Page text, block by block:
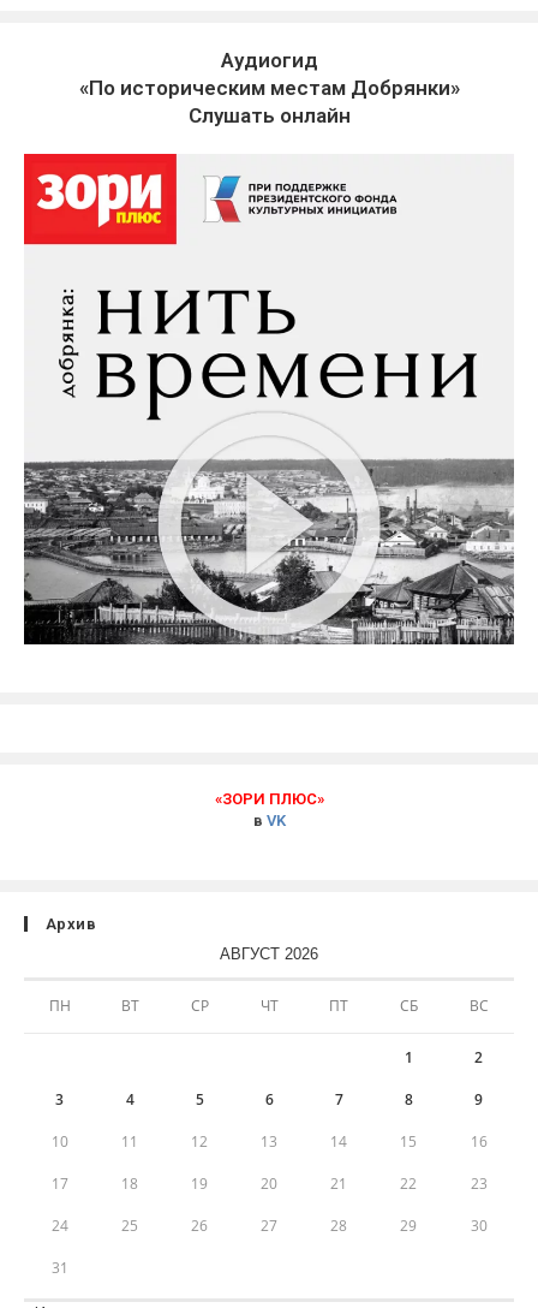
Аудиогид
«По историческим местам Добрянки»
Слушать онлайн
«ЗОРИ ПЛЮС»
в VK
Архив
АВГУСТ 2026
ПН ВТ СР ЧТ ПТ СБ ВС
1 2
3 4 5 6 7 8 9
10 11 12 13 14 15 16
17 18 19 20 21 22 23
24 25 26 27 28 29 30
31